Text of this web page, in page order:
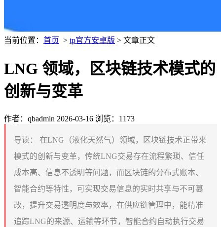
当前位置： 首页 > tp官方安卓版 > 文章正文
LNG 领域，区块链技术模式的
创新与变革
作者：qbadmin 2026-03-16 浏览：1173
导读：
在LNG（液化天然气）领域，区块链技术正带来
模式的创新与变革，传统LNG交易存在流程繁琐、信任
成本高、信息不透明等问题，而区块链的分布式账本、
智能合约等特性，可实现交易信息的实时共享与不可篡
改，提升交易透明度与效率，在供应链管理中，能精准
追踪LNG的来源、运输等环节，智能合约自动执行交易